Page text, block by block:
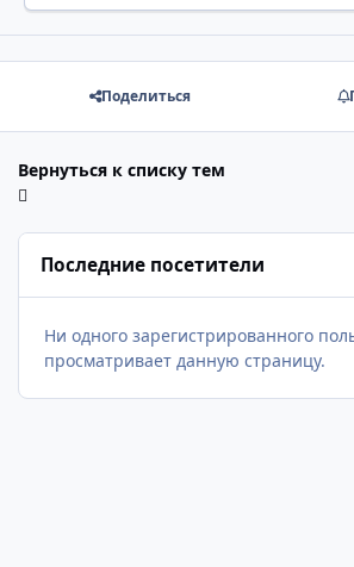
Поделиться
Вернуться к списку тем
Последние посетители
Ни одного зарегистрированного
просматривает данную страницу.